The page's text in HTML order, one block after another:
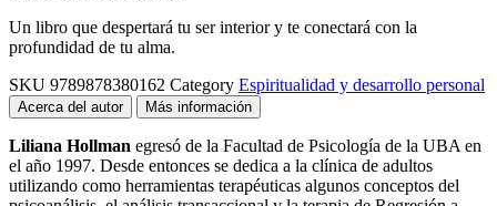
Un libro que despertará tu ser interior y te conectará con la
profundidad de tu alma.
SKU 9789878380162 Category Espiritualidad y desarrollo personal
Acerca del autor Más información
Liliana Hollman egresó de la Facultad de Psicología de la UBA en
el año 1997. Desde entonces se dedica a la clínica de adultos
utilizando como herramientas terapéuticas algunos conceptos del